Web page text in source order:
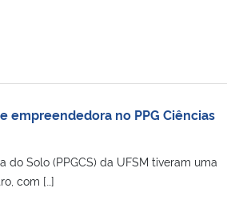
empreendedora no PPG Ciências
Solo (PPGCS) da UFSM tiveram uma
com […]